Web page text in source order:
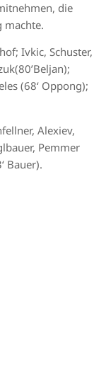
die
machte.
; Ivkic, Schuster,
(80’Beljan);
(68‘ Oppong);
, Alexiev,
, Pemmer
Bauer).